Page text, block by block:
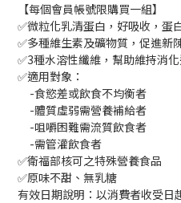
【每個會員帳號限購買一組】
✅微粒化乳清蛋白，好吸收，蛋
✅多種維生素及礦物質，促進新
✅3種水溶性纖維，幫助維持消
✅適用對象：
     -食慾差或飲食不均衡者
     -體質虛弱需營養補給者
     -咀嚼困難需流質飲食者
     -需管灌飲食者
✅衛福部核可之特殊營養食品
✅原味不甜、無乳糖
有效日期說明：以消費者收受日